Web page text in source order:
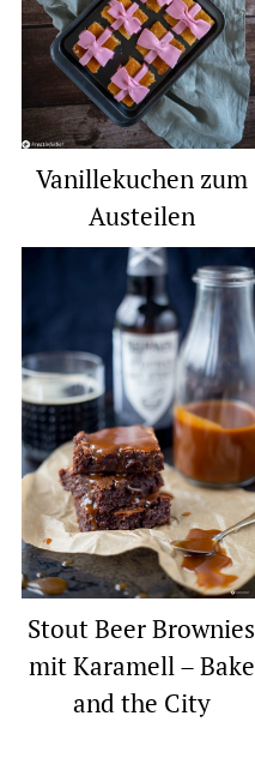
Vanillekuchen zum
Austeilen
Stout Beer Brownies
mit Karamell – Bake
and the City